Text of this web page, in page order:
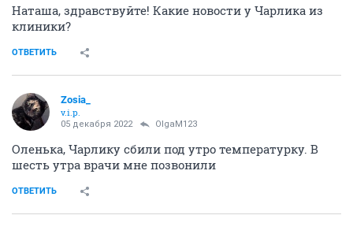
Наташа, здравствуйте! Какие новости у Чарлика из
клиники?
ОТВЕТИТЬ
Zosia_
v.i.p.
05 декабря 2022 OlgaM123
Оленька, Чарлику сбили под утро температурку. В
шесть утра врачи мне позвонили
ОТВЕТИТЬ